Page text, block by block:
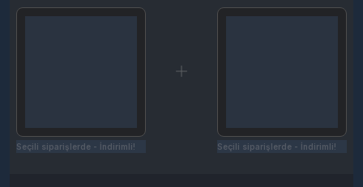
Seçili siparişlerde - İndirimli! Seçili siparişlerde - İndirimli!